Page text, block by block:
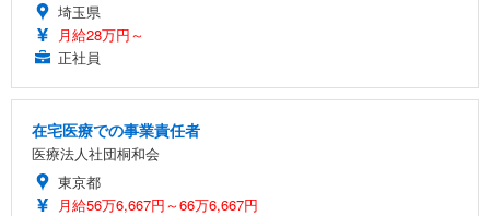
埼玉県
月給28万円～
正社員
在宅医療での事業責任者
医療法人社団桐和会
東京都
月給56万6,667円～66万6,667円